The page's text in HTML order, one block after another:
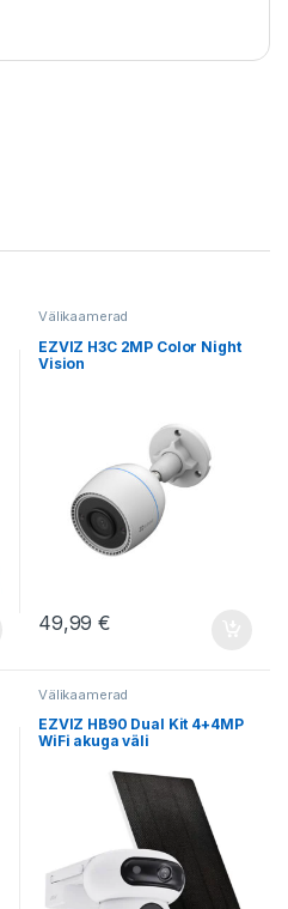
Välikaamerad
EZVIZ H3C 2MP Color Night
Vision
49,99€
Välikaamerad
EZVIZ HB90 Dual Kit 4+4MP
WiFi akuga väli
päikesepaneeliga